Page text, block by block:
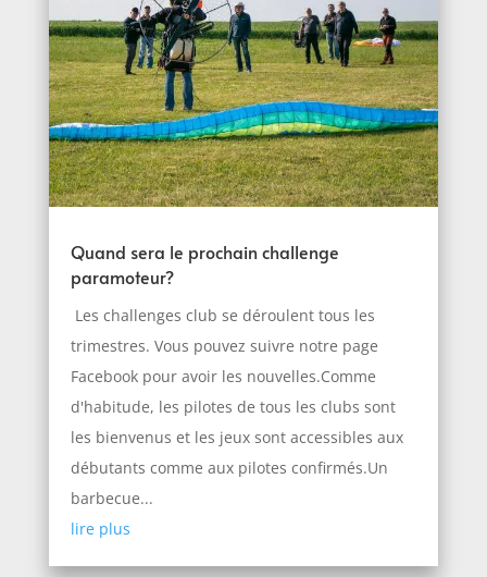
Quand sera le prochain challenge
paramoteur?
Les challenges club se déroulent tous les
trimestres. Vous pouvez suivre notre page
Facebook pour avoir les nouvelles.Comme
d'habitude, les pilotes de tous les clubs sont
les bienvenus et les jeux sont accessibles aux
débutants comme aux pilotes confirmés.Un
barbecue...
lire plus